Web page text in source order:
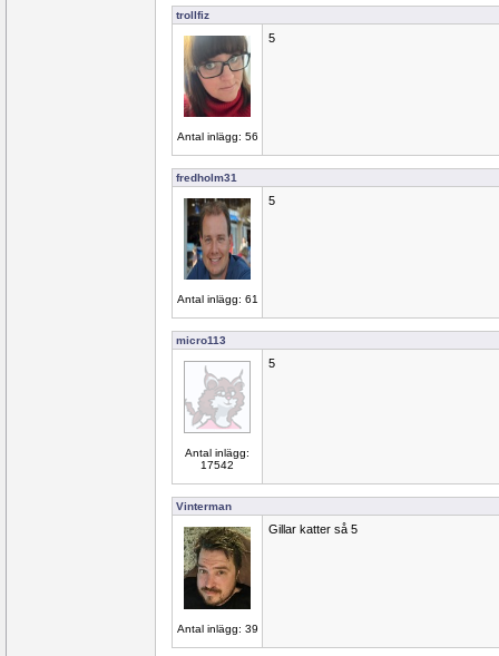
trollfiz
Antal inlägg: 56
5
fredholm31
Antal inlägg: 61
5
micro113
Antal inlägg:
17542
5
Vinterman
Antal inlägg: 39
Gillar katter så 5